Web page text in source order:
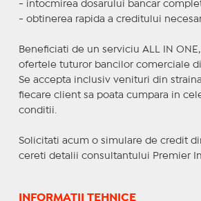
- intocmirea dosarului bancar
- obtinerea rapida a creditului
Beneficiati de un serviciu ALL IN
ofertele tuturor bancilor comerciale
Se accepta inclusiv venituri din
fiecare client sa poata cumpara in
conditii.
Solicitati acum o simulare de credit
cereti detalii consultantului Premier
INFORMAȚII TEHNICE